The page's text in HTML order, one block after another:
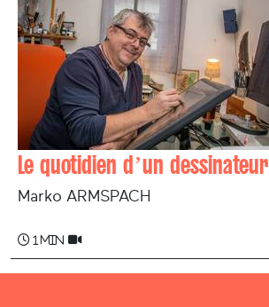
Le quotidien d’un dessinateur
Marko ARMSPACH
1 min